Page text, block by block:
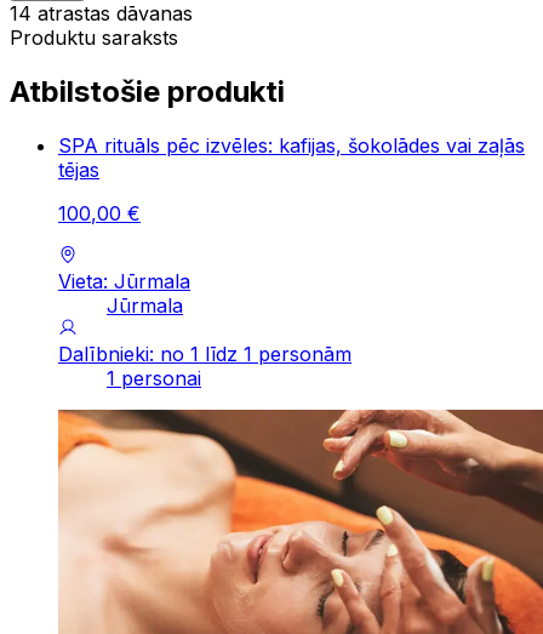
14 atrastas dāvanas
Produktu saraksts
Atbilstošie produkti
SPA rituāls pēc izvēles: kafijas, šokolādes vai zaļās
tējas
100,00 €
Vieta: Jūrmala
Jūrmala
Dalībnieki: no 1 līdz 1 personām
1 personai